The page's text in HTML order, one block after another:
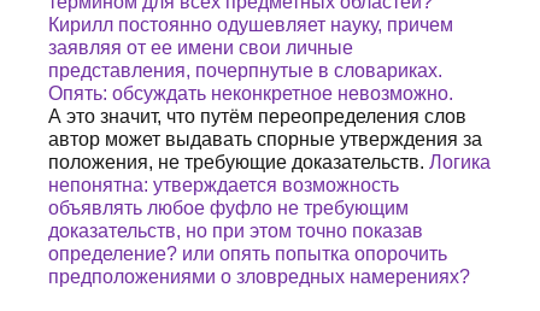
Кирилл постоянно одушевляет науку, причем
заявляя от ее имени свои личные
представления, почерпнутые в словариках.
Опять: обсуждать неконкретное невозможно.
А это значит, что путём переопределения слов
автор может выдавать спорные утверждения за
положения, не требующие доказательств. Логика
непонятна: утверждается возможность
объявлять любое фуфло не требующим
доказательств, но при этом точно показав
определение? или опять попытка опорочить
предположениями о зловредных намерениях?